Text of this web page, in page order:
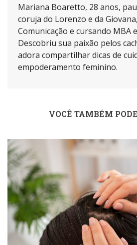
Mariana Boaretto, 28 anos,
coruja do Lorenzo e da
Comunicação e cursando MBA
Descobriu sua paixão pelos
adora compartilhar dicas de
empoderamento feminino.
VOCÊ TAMBÉM